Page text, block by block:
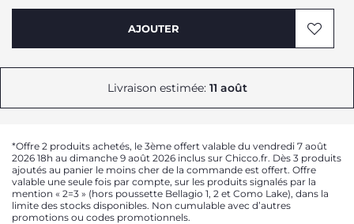
AJOUTER
Livraison estimée: 11 août
*Offre 2 produits achetés, le 3ème offert valable du vendredi 7 août
2026 18h au dimanche 9 août 2026 inclus sur Chicco.fr. Dès 3 produits
ajoutés au panier le moins cher de la commande est offert. Offre
valable une seule fois par compte, sur les produits signalés par la
mention « 2=3 » (hors poussette Bellagio 1, 2 et Como Lake), dans la
limite des stocks disponibles. Non cumulable avec d’autres
promotions ou codes promotionnels.